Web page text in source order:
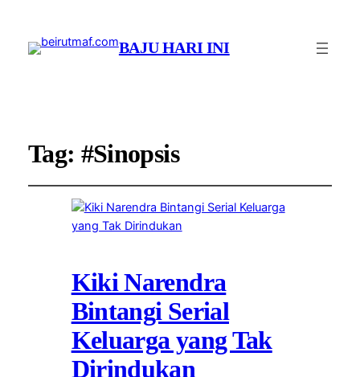
BAJU HARI INI
Tag: #Sinopsis
Kiki Narendra
Bintangi Serial
Keluarga yang Tak
Dirindukan